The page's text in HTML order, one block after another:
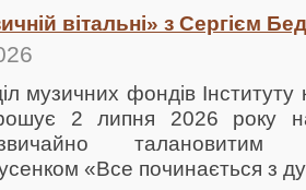
вітальні» з Сергієм
музичних фондів
2 липня 2026 року
талановитим
«Все починається з